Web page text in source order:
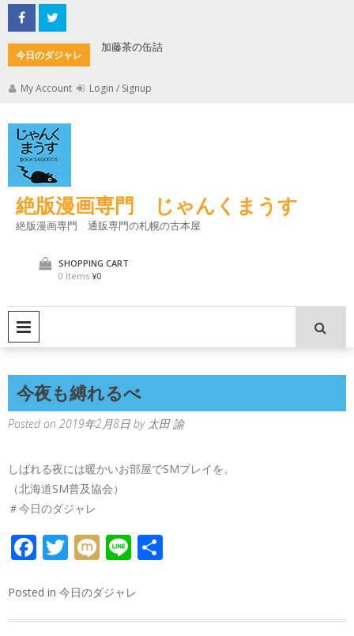
Skip
to
content
今日のダジャレ
加藤茶の缶詰
My Account Login / Signup
絶版漫画専門 じゃんくまうす
絶版漫画専門 通販専門の札幌の古本屋
SHOPPING CART
0 Items ¥0
今夜も縛れるべ
Posted on 2019年2月8日 by 太田 諭
しばれる夜には暖かいお部屋でSMプレイを。
（北海道SM普及協会）
＃今日のダジャレ
FACEBOOK
TWITTER
MIXILINE
Posted in 今日のダジャレ